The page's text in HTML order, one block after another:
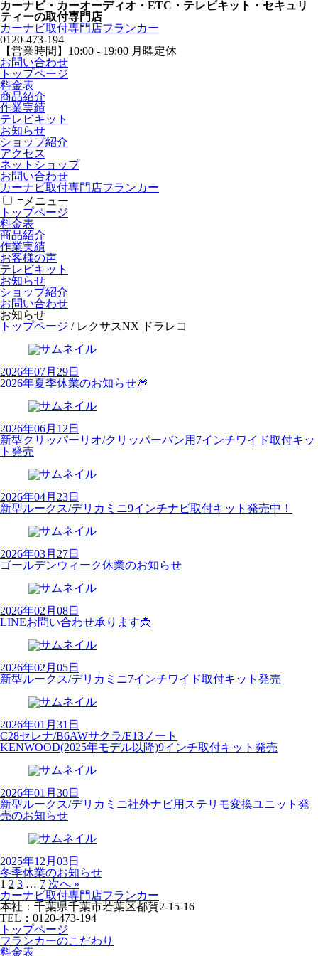
カーナビ・カーオーディオ・ETC・テレビキット・セキュリ
ティーの取付専門店
カーナビ取付専⾨店フランカー
0120-473-194
【営業時間】 10:00 - 19:00 月曜定休
お問い合わせ
トップページ
料金表
商品紹介
作業実績
テレビキット
お知らせ
ショップ紹介
アクセス
ネットショップ
お問い合わせ
カーナビ取付専⾨店フランカー
≡ メニュー
トップページ
料金表
商品紹介
作業実績
お客様の声
テレビキット
お知らせ
ショップ紹介
お問い合わせ
お知らせ
トップページ / レクサスNX ドラレコ
2026年07月29日
2026年夏季休業のお知らせ🎆
2026年06月12日
新型クリッパーリオ/クリッパーバン用7インチワイド取付キッ
ト発売
2026年04月23日
新型ルークス/デリカミニ9インチナビ取付キット発売中！
2026年03月27日
ゴールデンウィーク休業のお知らせ
2026年02月08日
LINEお問い合わせ承ります📩
2026年02月05日
新型ルークス/デリカミニ7インチワイド取付キット発売
2026年01月31日
C28セレナ/B6AWサクラ/E13ノート
KENWOOD(2025年モデル以降)9インチ取付キット発売
2026年01月30日
新型ルークス/デリカミニ社外ナビ用ステリモ変換ユニット発
売のお知らせ
2025年12月03日
冬季休業のお知らせ
1 2 3 … 7 次へ »
カーナビ取付専⾨店フランカー
本社：千葉県千葉市若葉区都賀2-15-16
TEL：0120-473-194
トップページ
フランカーのこだわり
料金表